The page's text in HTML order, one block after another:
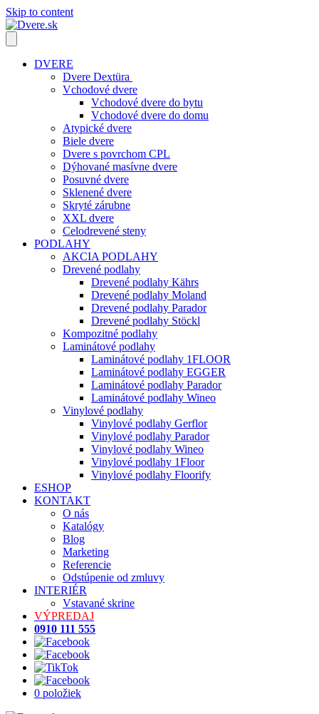
Skip to content
DVERE
Dvere Dextüra
Vchodové dvere
Vchodové dvere do bytu
Vchodové dvere do domu
Atypické dvere
Biele dvere
Dvere s povrchom CPL
Dýhované masívne dvere
Posuvné dvere
Sklenené dvere
Skryté zárubne
XXL dvere
Celodrevené steny
PODLAHY
AKCIA PODLAHY
Drevené podlahy
Drevené podlahy Kährs
Drevené podlahy Moland
Drevené podlahy Parador
Drevené podlahy Stöckl
Kompozitné podlahy
Laminátové podlahy
Laminátové podlahy 1FLOOR
Laminátové podlahy EGGER
Laminátové podlahy Parador
Laminátové podlahy Wineo
Vinylové podlahy
Vinylové podlahy Gerflor
Vinylové podlahy Parador
Vinylové podlahy Wineo
Vinylové podlahy 1Floor
Vinylové podlahy Floorify
ESHOP
KONTAKT
O nás
Katalógy
Blog
Marketing
Referencie
Odstúpenie od zmluvy
INTERIÉR
Vstavané skrine
VÝPREDAJ
0910 111 555
0 položiek